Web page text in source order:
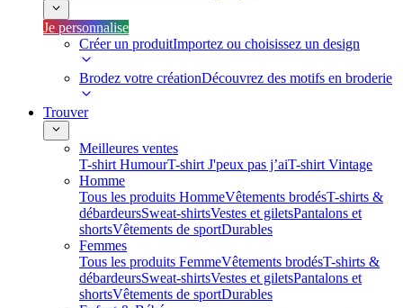
Je personnalise
Créer un produitImportez ou choisissez un design
Brodez votre créationDécouvrez des motifs en broderie
Trouver
Meilleures ventes
T-shirt HumourT-shirt J'peux pas j’aiT-shirt Vintage
Homme
Tous les produits HommeVêtements brodésT-shirts &
débardeursSweat-shirtsVestes et giletsPantalons et
shortsVêtements de sportDurables
Femmes
Tous les produits FemmeVêtements brodésT-shirts &
débardeursSweat-shirtsVestes et giletsPantalons et
shortsVêtements de sportDurables